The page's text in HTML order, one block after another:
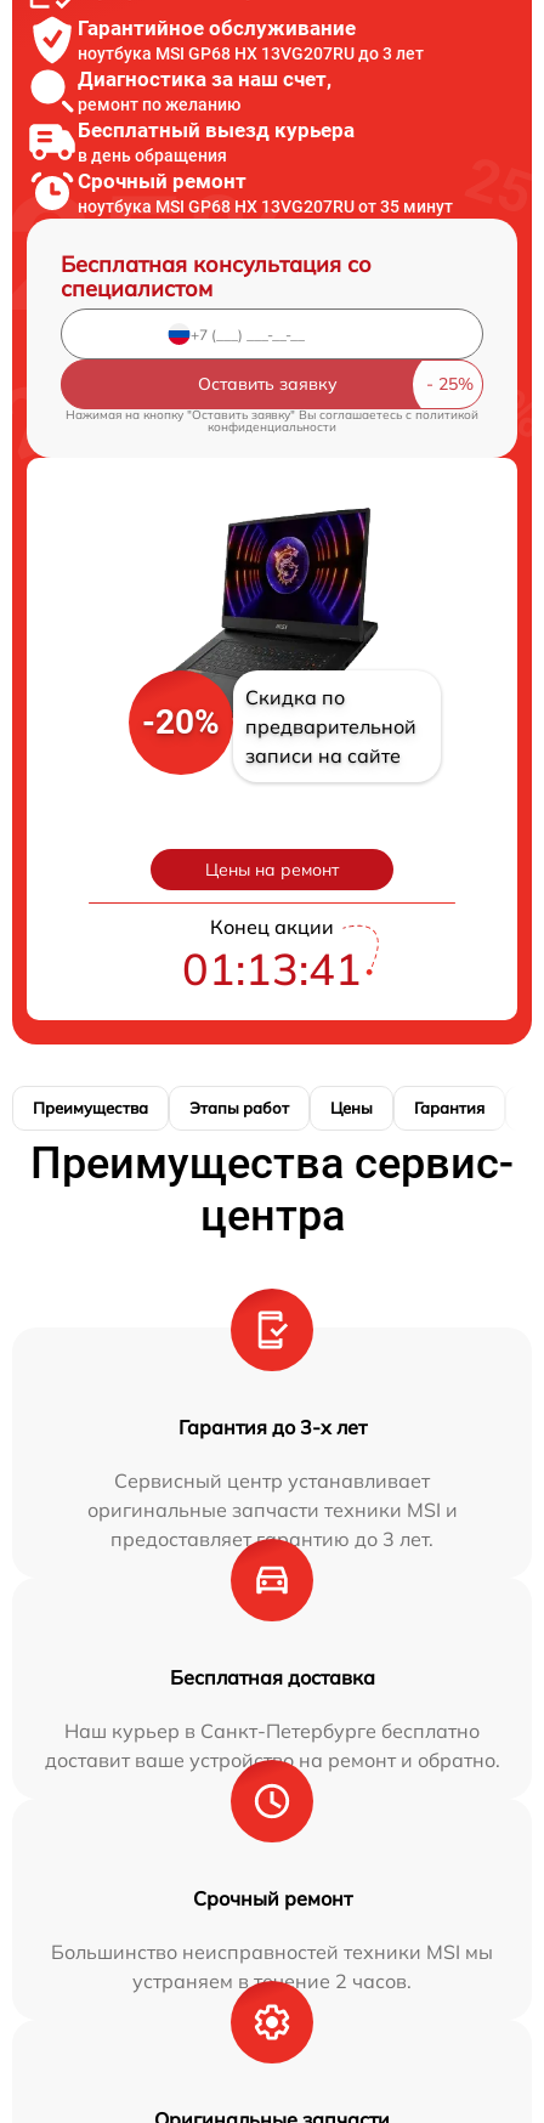
Гарантийное обслуживание
ноутбука MSI GP68 HX 13VG207RU до 3 лет
Диагностика за наш счет,
ремонт по желанию
Бесплатный выезд курьера
в день обращения
Срочный ремонт
ноутбука MSI GP68 HX 13VG207RU от 35 минут
Бесплатная консультация со
специалистом
Оставить заявку
Нажимая на кнопку "Оставить заявку" Вы соглашаетесь cполитикой
конфиденциальности
-20%
Скидка по
предварительной
записи на сайте
Цены на ремонт
Конец акции
01:13:40
Преимущества Этапы работ Цены Гарантия
Преимущества сервис-
центра
Гарантия до 3-х лет
Сервисный центр устанавливает
оригинальные запчасти техники MSI и
предоставляет гарантию до 3 лет.
Бесплатная доставка
Наш курьер в Санкт-Петербурге бесплатно
доставит ваше устройство на ремонт и обратно.
Срочный ремонт
Большинство неисправностей техники MSI мы
устраняем в течение 2 часов.